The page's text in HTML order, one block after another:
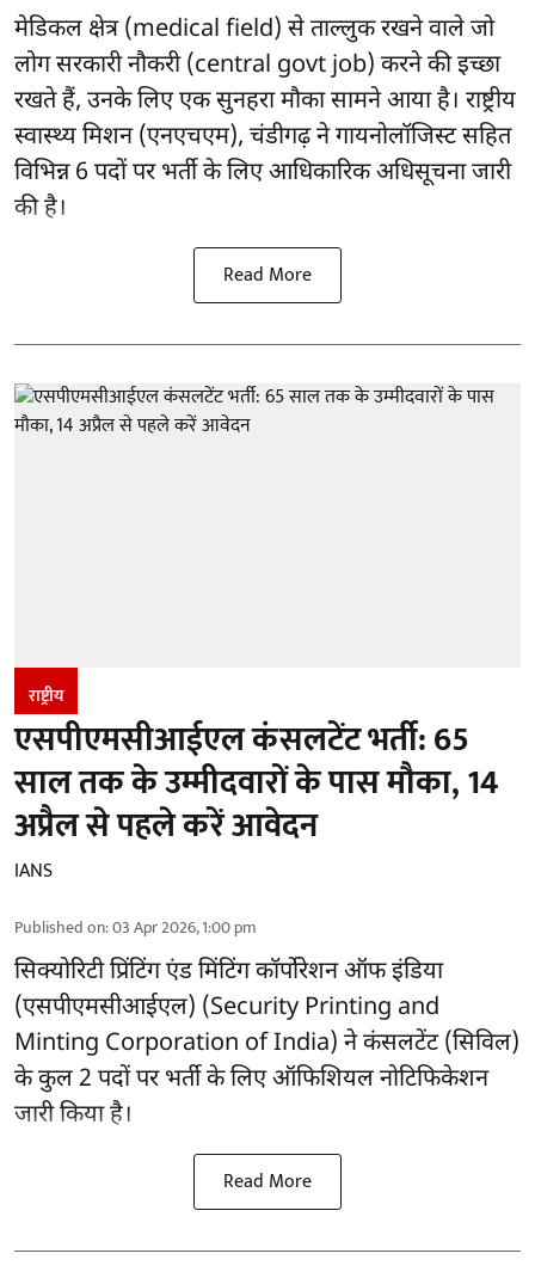
मेडिकल क्षेत्र (medical field) से ताल्लुक रखने वाले जो
लोग सरकारी नौकरी (central govt job) करने की इच्छा
रखते हैं, उनके लिए एक सुनहरा मौका सामने आया है। राष्ट्रीय
स्वास्थ्य मिशन (एनएचएम), चंडीगढ़ ने गायनोलॉजिस्ट सहित
विभिन्न 6 पदों पर भर्ती के लिए आधिकारिक अधिसूचना जारी
की है।
Read More
राष्ट्रीय
एसपीएमसीआईएल कंसलटेंट भर्ती: 65
साल तक के उम्मीदवारों के पास मौका, 14
अप्रैल से पहले करें आवेदन
IANS
Published on:03 Apr 2026, 1:00 pm
सिक्योरिटी प्रिंटिंग एंड मिंटिंग कॉर्पोरेशन ऑफ इंडिया
(एसपीएमसीआईएल) (Security Printing and
Minting Corporation of India) ने कंसलटेंट (सिविल)
के कुल 2 पदों पर भर्ती के लिए ऑफिशियल नोटिफिकेशन
जारी किया है।
Read More